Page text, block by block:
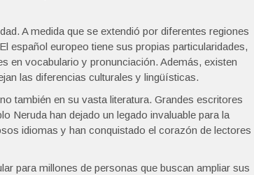
A medida que se extendió por diferentes regiones
español europeo tiene sus propias particularidades,
en vocabulario y pronunciación. Además, existen
las diferencias culturales y lingüísticas.
también en su vasta literatura. Grandes escritores
Neruda han dejado un legado invaluable para la
idiomas y han conquistado el corazón de lectores
para millones de personas que buscan ampliar sus